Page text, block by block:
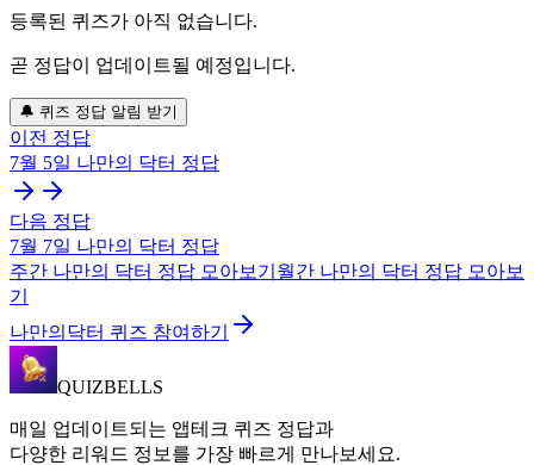
등록된 퀴즈가 아직 없습니다.
곧 정답이 업데이트될 예정입니다.
🔔 퀴즈 정답 알림 받기
이전 정답
7월 5일 나만의 닥터 정답
다음 정답
7월 7일 나만의 닥터 정답
주간 나만의 닥터 정답 모아보기 월간 나만의 닥터 정답 모아보
기
나만의닥터 퀴즈 참여하기
QUIZBELLS
매일 업데이트되는 앱테크 퀴즈 정답과
다양한 리워드 정보를 가장 빠르게 만나보세요.